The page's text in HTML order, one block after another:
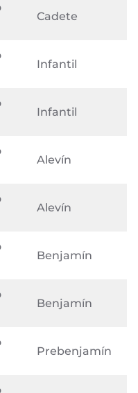
Cadete
Infantil
Infantil
Alevín
Alevín
Benjamín
Benjamín
Prebenjamín